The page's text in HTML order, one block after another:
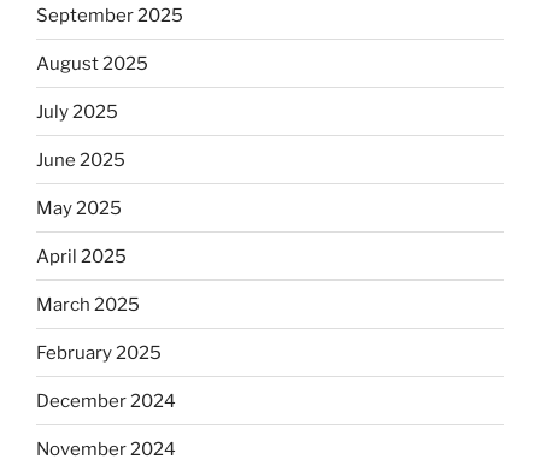
September 2025
August 2025
July 2025
June 2025
May 2025
April 2025
March 2025
February 2025
December 2024
November 2024